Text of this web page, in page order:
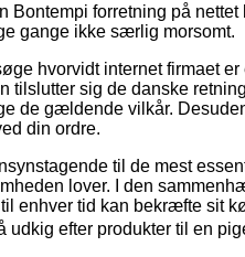
Bontempi forretning på
gange ikke særlig morsomt.
hvorvidt internet firmaet
tilslutter sig de danske
de gældende vilkår.
din ordre.
til de mest
lover. I den
enhver tid kan bekræfte sit
udkig efter produkter til en